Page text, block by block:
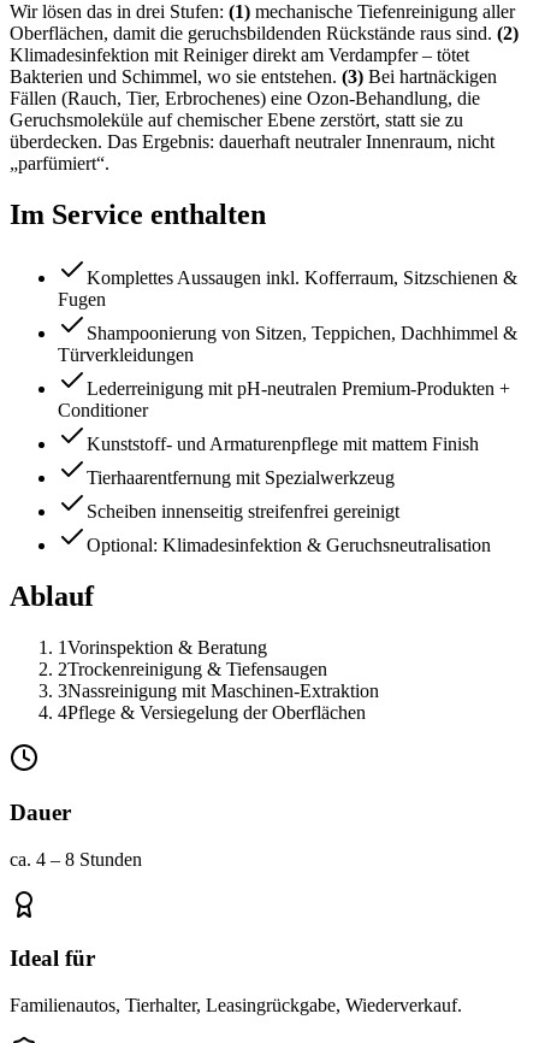
Wir lösen das in drei Stufen: (1) mechanische Tiefenreinigung aller
Oberflächen, damit die geruchsbildenden Rückstände raus sind. (2)
Klimadesinfektion mit Reiniger direkt am Verdampfer – tötet
Bakterien und Schimmel, wo sie entstehen. (3) Bei hartnäckigen
Fällen (Rauch, Tier, Erbrochenes) eine Ozon-Behandlung, die
Geruchsmoleküle auf chemischer Ebene zerstört, statt sie zu
überdecken. Das Ergebnis: dauerhaft neutraler Innenraum, nicht
„parfümiert“.
Im Service enthalten
Komplettes Aussaugen inkl. Kofferraum, Sitzschienen &
Fugen
Shampoonierung von Sitzen, Teppichen, Dachhimmel &
Türverkleidungen
Lederreinigung mit pH-neutralen Premium-Produkten +
Conditioner
Kunststoff- und Armaturenpflege mit mattem Finish
Tierhaarentfernung mit Spezialwerkzeug
Scheiben innenseitig streifenfrei gereinigt
Optional: Klimadesinfektion & Geruchsneutralisation
Ablauf
1Vorinspektion & Beratung
2Trockenreinigung & Tiefensaugen
3Nassreinigung mit Maschinen-Extraktion
4Pflege & Versiegelung der Oberflächen
Dauer
ca. 4 – 8 Stunden
Ideal für
Familienautos, Tierhalter, Leasingrückgabe, Wiederverkauf.